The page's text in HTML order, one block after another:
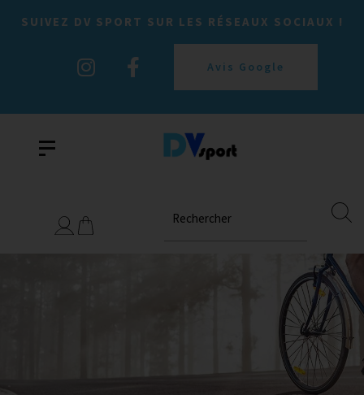
SUIVEZ DV SPORT SUR LES RÉSEAUX SOCIAUX !
Avis Google
Rechercher